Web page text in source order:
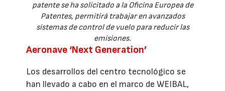
patente se ha solicitado a la Oficina Europea de
Patentes, permitirá trabajar en avanzados
sistemas de control de vuelo para reducir las
emisiones.
Aeronave ‘Next Generation’
Los desarrollos del centro tecnológico se
han llevado a cabo en el marco de WEIBAL,